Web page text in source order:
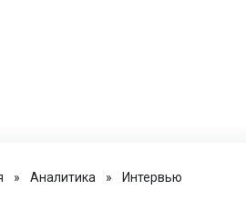
» Аналитика » Интервью